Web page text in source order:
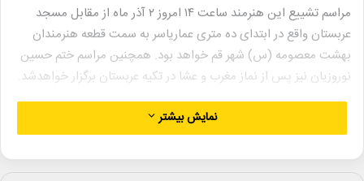
مراسم تشییع این هنرمند ساعت ۱۴ امروز ۲ آذر ماه از مقابل مسجد
عربستان واقع در ابتدای ده متری عماریاسر به سمت قطعه هنرمندان
بهشت معصومه (س) شهر قم خواهد بود. همچنین مراسم ختم حسین
نوروزیان نیز پس از نماز مغرب و عشا در تکیه عربستان برگزار خواهدشد.
حسین نوروزیان ۱۳ مهر ماه سال ۱۳۳۱ چشم به جهان گشود و طی پنجاه
سال خدمت هنری، علاوه بر تدریس هنر در مدارس آموزش و پرورش و
دبیری در عرصه «موسیقی»، شاگردان بسیاری را نیز تربیت کرد. او
نمایش بیشتر